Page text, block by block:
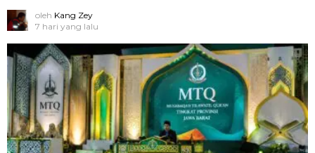
oleh Kang Zey
7 hari yang lalu